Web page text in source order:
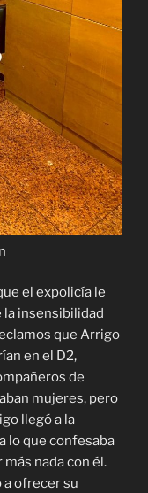
el expolicía le
insensibilidad
que Arrigo
en el D2,
de
mujeres, pero
llegó a la
lo que confesaba
nada con él.
a ofrecer su